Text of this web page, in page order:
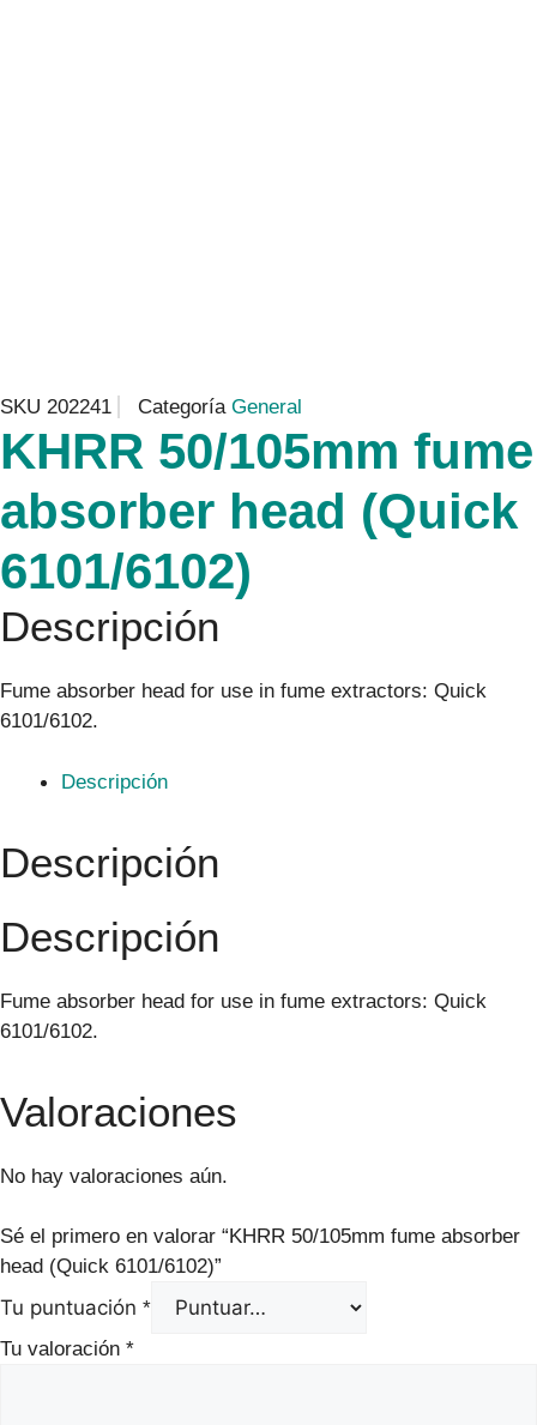
SKU 202241 Categoría General
KHRR 50/105mm fume
absorber head (Quick
6101/6102)
Descripción
Fume absorber head for use in fume extractors: Quick
6101/6102.
Descripción
Descripción
Descripción
Fume absorber head for use in fume extractors: Quick
6101/6102.
Valoraciones
No hay valoraciones aún.
Sé el primero en valorar “KHRR 50/105mm fume absorber
head (Quick 6101/6102)”
Tu puntuación *
Tu valoración *